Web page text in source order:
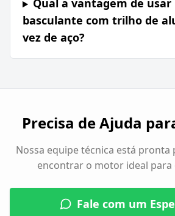
Qual a vantagem de
basculante com trilho de
vez de aço?
Precisa de Ajuda
Nossa equipe técnica está pronta
encontrar o motor ideal para
Fale com um